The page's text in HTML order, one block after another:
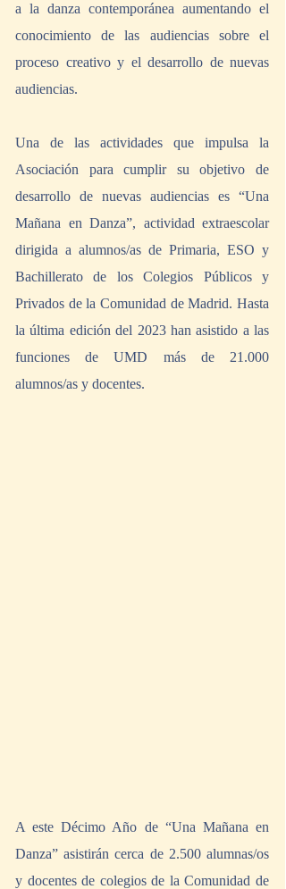
a la danza contemporánea aumentando el
conocimiento de las audiencias sobre el
proceso creativo y el desarrollo de nuevas
audiencias.
Una de las actividades que impulsa la
Asociación para cumplir su objetivo de
desarrollo de nuevas audiencias es “Una
Mañana en Danza”, actividad extraescolar
dirigida a alumnos/as de Primaria, ESO y
Bachillerato de los Colegios Públicos y
Privados de la Comunidad de Madrid. Hasta
la última edición del 2023 han asistido a las
funciones de UMD más de 21.000
alumnos/as y docentes.
A este Décimo Año de “Una Mañana en
Danza” asistirán cerca de 2.500 alumnas/os
y docentes de colegios de la Comunidad de